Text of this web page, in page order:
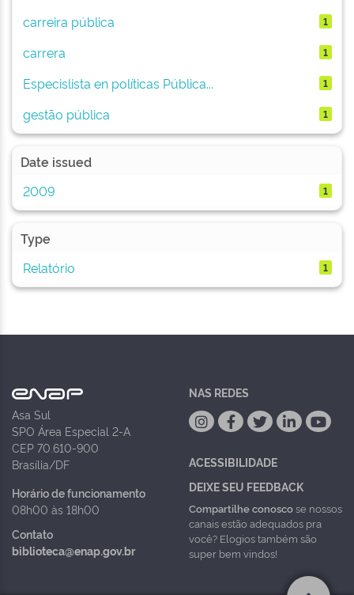
carreira pública 1
carrera 1
Especislista en políticas Pública... 1
gestão pública 1
Date issued
2009
1
Type
Relatório
1
Asa Sul
SPO Área Especial 2-A
CEP 70.610-900
Brasília/DF
Horário de funcionamento
08h00 às 18h00
Contato
biblioteca@enap.gov.br
NAS REDES
ACESSIBILIDADE
DEIXE SEU FEEDBACK
Compartilhe conoscose nossos
canais estão adequados pra
você? Elogios também são
super bem vindos!